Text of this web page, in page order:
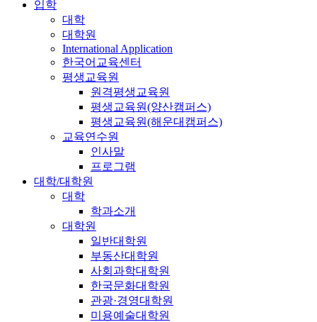
입학
대학
대학원
International Application
한국어교육센터
평생교육원
원격평생교육원
평생교육원(양산캠퍼스)
평생교육원(해운대캠퍼스)
교육연수원
인사말
프로그램
대학/대학원
대학
학과소개
대학원
일반대학원
부동산대학원
사회과학대학원
한국문화대학원
관광·경영대학원
미용예술대학원